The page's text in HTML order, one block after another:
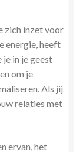
zich inzet voor
energie, heeft
in je geest
om je
Als jij
relaties met
ervan, het